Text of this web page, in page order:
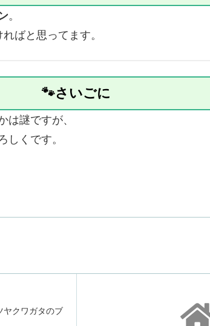
。
ればと思ってます。
🐾さいごに
は謎ですが、
しくです。
ヤクワガタのブ